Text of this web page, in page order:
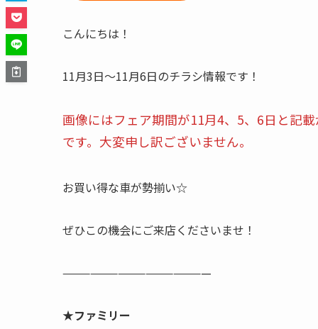
こんにちは！
11月3日〜11月6日のチラシ情報です！
画像にはフェア期間が11月4、5、6日と記
です。大変申し訳ございません。
お買い得な車が勢揃い☆
ぜひこの機会にご来店くださいませ！
————————————————
★ファミリー